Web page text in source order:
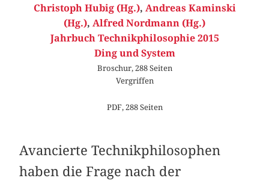
Christoph Hubig (Hg.), Andreas Kaminski
(Hg.), Alfred Nordmann (Hg.)
Jahrbuch Technikphilosophie 2015
Ding und System
Broschur, 288 Seiten
Vergriffen
PDF, 288 Seiten
Avancierte Technikphilosophen
haben die Frage nach der